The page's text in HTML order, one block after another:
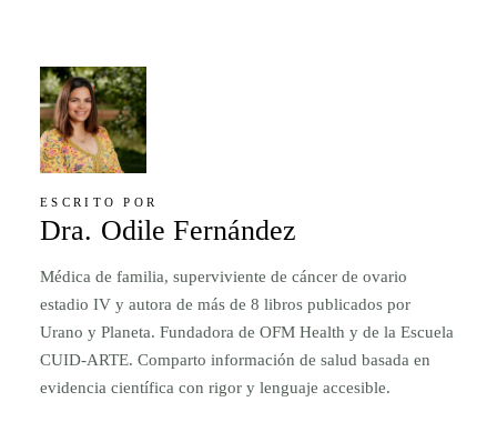
ESCRITO POR
Dra. Odile Fernández
Médica de familia, superviviente de cáncer de ovario
estadio IV y autora de más de 8 libros publicados por
Urano y Planeta. Fundadora de OFM Health y de la Escuela
CUID-ARTE. Comparto información de salud basada en
evidencia científica con rigor y lenguaje accesible.